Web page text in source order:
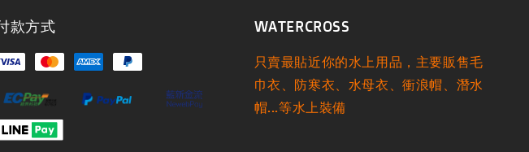
款方式 WATERCROSS
只賣最貼近你的水上用品，主要販售毛
巾衣、防寒衣、水母衣、衝浪帽、潛水
帽...等水上裝備